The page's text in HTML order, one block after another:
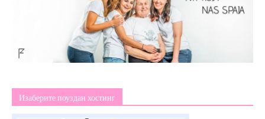
Изаберите поуздан хостинг